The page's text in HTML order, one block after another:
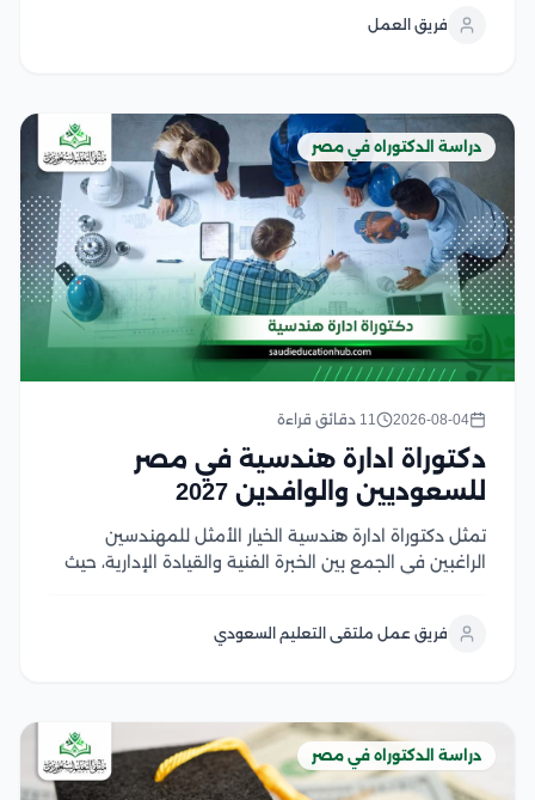
النظام بالتركيز على إعداد رسالة علمية أصيلة تحت...
فريق العمل
دراسة الدكتوراه في مصر
2026-08-04 11 دقائق قراءة
دكتوراة ادارة هندسية في مصر
للسعوديين والوافدين 2027
تمثل دكتوراة ادارة هندسية الخيار الأمثل للمهندسين
الراغبين في الجمع بين الخبرة الفنية والقيادة الإدارية، حيث
سوق العمل السعودي والخليجي وفي هذا المقال سوف
فريق عمل ملتقى التعليم السعودي
دراسة الدكتوراه في مصر